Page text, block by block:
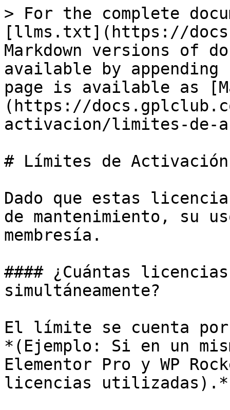
> For the complete
[llms.txt](https://
Markdown versions of
available by
page is available as
(https://
activacion/limites-de-
# Límites de Activación
Dado que estas
de mantenimiento, su
membresía.
#### ¿Cuántas
simultáneamente?
El límite se cuenta
*(Ejemplo: Si en un
Elementor Pro y WP
licencias utilizadas).*